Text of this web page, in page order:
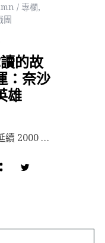
/ 專欄,
團
的故
：奈沙
雄
還在院線的《異裂》，是延續 2000 年《驚心動魄》與 2017 年《分裂》的奈沙馬蘭（M. Nig...